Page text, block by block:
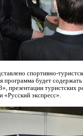
спортивно-
программа будет
презентации туристских
«Русский экспресс».